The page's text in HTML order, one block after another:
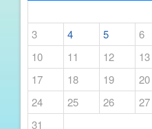
3
4 5 6
10
11 12 13
17
18 19 20
24
25 26 27
31